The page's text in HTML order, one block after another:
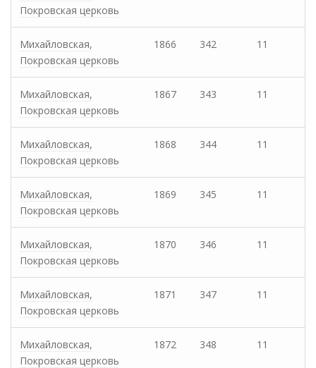
Покровская церковь
Михайловская,
Покровская церковь
1866 342 11
Михайловская,
Покровская церковь
1867 343 11
Михайловская,
Покровская церковь
1868 344 11
Михайловская,
Покровская церковь
1869 345 11
Михайловская,
Покровская церковь
1870 346 11
Михайловская,
Покровская церковь
1871 347 11
Михайловская,
Покровская церковь
1872 348 11